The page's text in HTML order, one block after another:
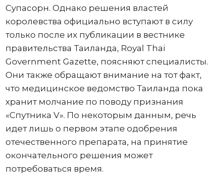
Супасорн. Однако решения властей
королевства официально вступают в силу
только после их публикации в вестнике
правительства Таиланда, Royal Thai
Government Gazette, поясняют специалисты.
Они также обращают внимание на тот факт,
что медицинское ведомство Таиланда пока
хранит молчание по поводу признания
«Спутника V». По некоторым данным, речь
идет лишь о первом этапе одобрения
отечественного препарата, на принятие
окончательного решения может
потребоваться время.